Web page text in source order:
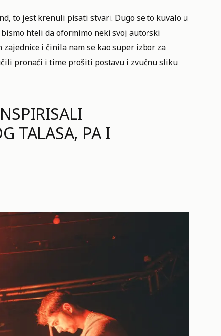
to jest krenuli pisati stvari. Dugo se to kuvalo u
hteli da oformimo neki svoj autorski
zajednice i činila nam se kao super izbor za
pronaći i time prošiti postavu i zvučnu sliku
TALASA, PA I